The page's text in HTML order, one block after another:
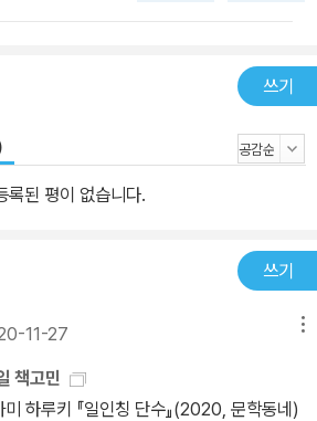
전제로 논지가 전개되고 있다. 그것은 넓은
서사라 할 수 있다. 만약 『그라마톨로지』
이른다. 이들 가운데는 무대 전면에서 선보
되는 배경에 나타날 니체, 하이데거, 후설 등
. 하지만 경우에 따라서는 그 한두 마디가
주는 복선으로 활용되는 경우도 있다. 이를
인용되는 프랑스 최고의 선사학자 앙드레
호 작용을 암시하는 퍼스가 그 경우에 해
쓰기
록된 평이 없습니다.
쓰기
11-27
책고민